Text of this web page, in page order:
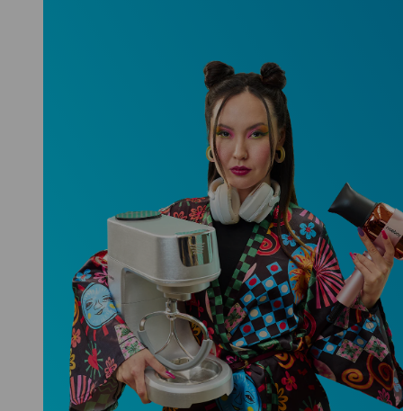
Niceboy ONE Ultra
Hlídá ti zdraví, spánek i pohyb a ještě
k tomu platí.